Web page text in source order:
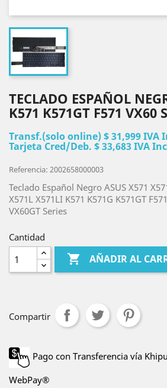
TECLADO ESPAÑOL
K571 K571GT F571 VX60
Transf.(solo online) $ 31,999 IVA
Tarjeta Cred/Deb. $ 33,683 IVA
Referencia: 2002658000003
Teclado Español Negro ASUS X571
X571L X571LI K571 K571G K571GT
VX60GT Series
Cantidad
 AÑADIR AL
Compartir
Pago con Transferencia vía
WebPay®